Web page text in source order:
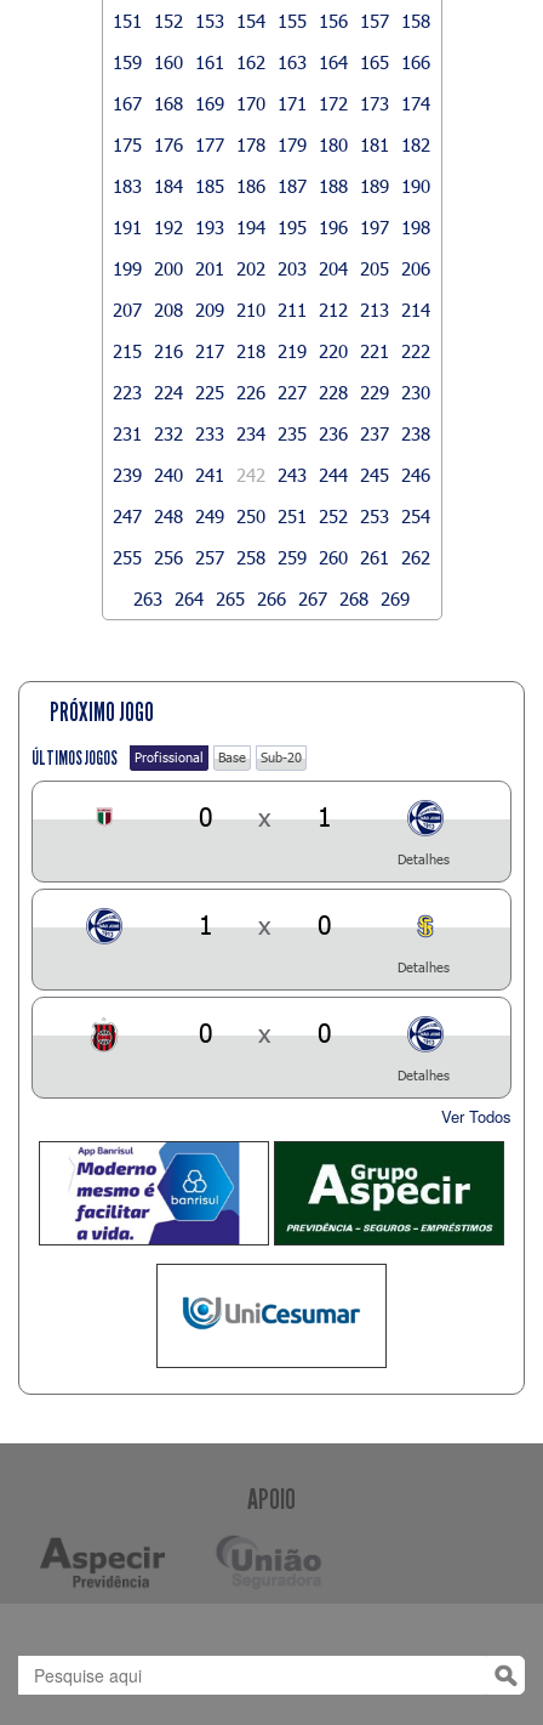
151
152 153 154 155 156 157
158
159
160 161 162 163 164 165
166
167
168 169 170 171 172 173
174
175
176 177 178 179 180 181
182
183
184 185 186 187 188 189
190
191
192 193 194 195 196 197
198
199
200 201 202 203 204 205
206
207
208 209 210 211 212 213
214
215
216 217 218 219 220 221
222
223
224 225 226 227 228 229
230
231
232 233 234 235 236 237
238
239
240 241 242 243 244 245
246
247
248 249 250 251 252 253
254
255
256 257 258 259 260 261
262
263
264 265 266 267 268 269
PRÓXIMO JOGO
ÚLTIMOS JOGOS Profissional Base Sub-20
0 x 1
Detalhes
1 x 0
Detalhes
0 x 0
Detalhes
Ver Todos
APOIO